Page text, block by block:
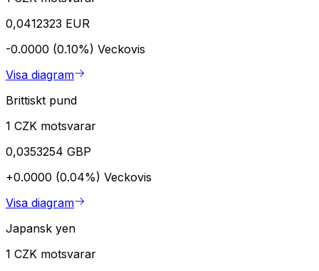
0,0412323 EUR
-0.0000 (0.10%) Veckovis
Visa diagram
Brittiskt pund
1 CZK motsvarar
0,0353254 GBP
+0.0000 (0.04%) Veckovis
Visa diagram
Japansk yen
1 CZK motsvarar